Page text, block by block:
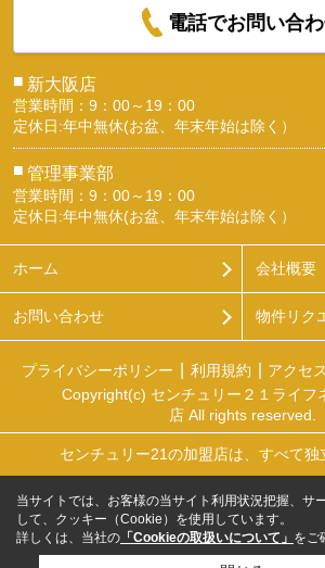
電話でお問い合
■ 新大阪店
営業時間：9：00～19：00
定休日:年中無休(お盆、年末年始は除く）
■ 管理事業部
営業時間：9：00～19：00
定休日:年中無休(お盆、年末年始は除く）
ホーム 会社概要
お問い合わせ 物件リク
プライバシーポリシー 利用規約 アクセ
Copyright(c) センチュリー２１ライ
店 All rights reserved.
センチュリー21の加盟店は、すべて独
当サイトでは、お客様の当サイト利用状況把握、サ
して、クッキー（Cookie）を使用しています。
詳しくは、当社の 「Cookieの取扱いについて」 をご